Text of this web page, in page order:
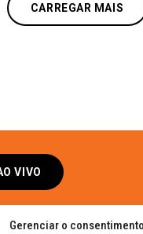
Gerenciar o consentimento
CARREGAR MAIS
VIVO